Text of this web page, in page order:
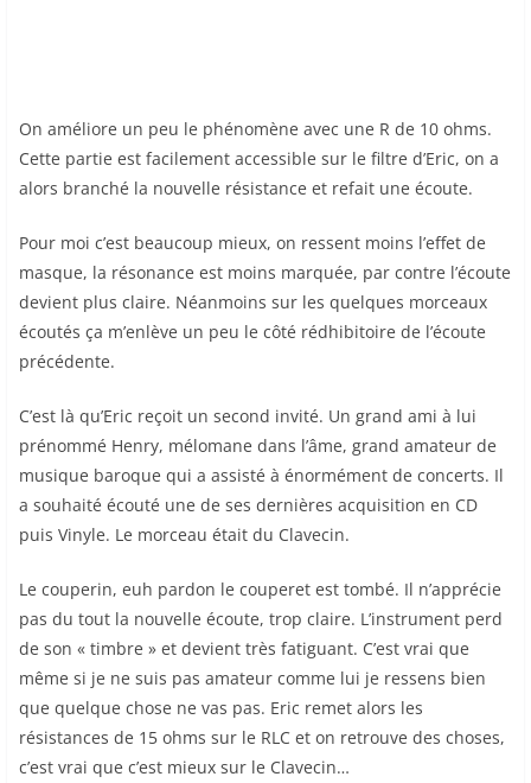
On améliore un peu le phénomène avec une R de 10 ohms.
Cette partie est facilement accessible sur le filtre d’Eric, on a
alors branché la nouvelle résistance et refait une écoute.
Pour moi c’est beaucoup mieux, on ressent moins l’effet de
masque, la résonance est moins marquée, par contre l’écoute
devient plus claire. Néanmoins sur les quelques morceaux
écoutés ça m’enlève un peu le côté rédhibitoire de l’écoute
précédente.
C’est là qu’Eric reçoit un second invité. Un grand ami à lui
prénommé Henry, mélomane dans l’âme, grand amateur de
musique baroque qui a assisté à énormément de concerts. Il
a souhaité écouté une de ses dernières acquisition en CD
puis Vinyle. Le morceau était du Clavecin.
Le couperin, euh pardon le couperet est tombé. Il n’apprécie
pas du tout la nouvelle écoute, trop claire. L’instrument perd
de son « timbre » et devient très fatiguant. C’est vrai que
même si je ne suis pas amateur comme lui je ressens bien
que quelque chose ne vas pas. Eric remet alors les
résistances de 15 ohms sur le RLC et on retrouve des choses,
c’est vrai que c’est mieux sur le Clavecin…